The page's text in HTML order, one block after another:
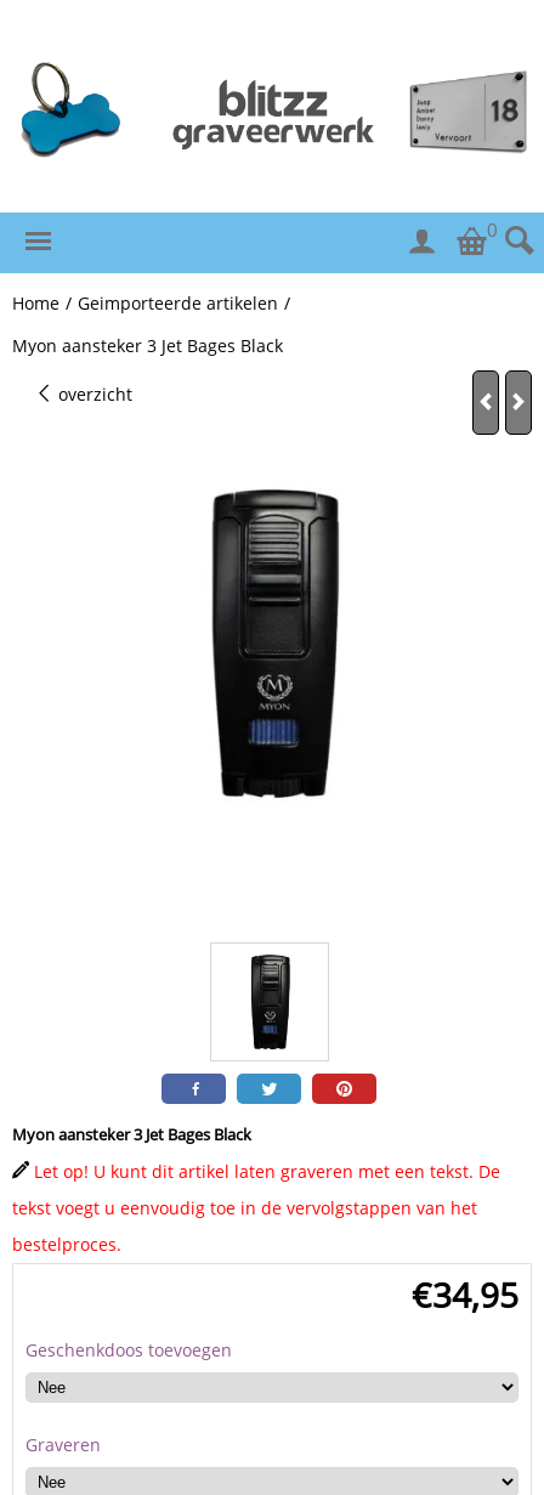
0
Home / Geimporteerde artikelen /
Myon aansteker 3 Jet Bages Black
overzicht
Myon aansteker 3 Jet Bages Black
Let op! U kunt dit artikel laten graveren met een tekst. De
tekst voegt u eenvoudig toe in de vervolgstappen van het
bestelproces.
€34,95
Geschenkdoos toevoegen
Graveren